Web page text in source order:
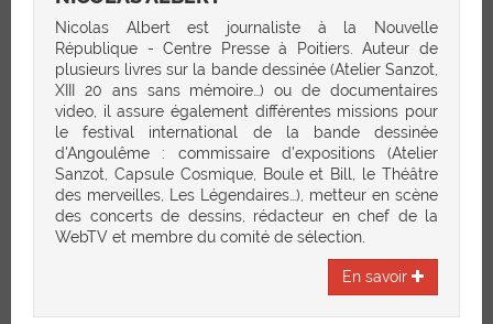
Nicolas Albert est journaliste à la Nouvelle
République - Centre Presse à Poitiers. Auteur de
plusieurs livres sur la bande dessinée (Atelier Sanzot,
XIII 20 ans sans mémoire…) ou de documentaires
video, il assure également différentes missions pour
le festival international de la bande dessinée
d'Angoulême : commissaire d’expositions (Atelier
Sanzot, Capsule Cosmique, Boule et Bill, le Théâtre
des merveilles, Les Légendaires…), metteur en scène
des concerts de dessins, rédacteur en chef de la
WebTV et membre du comité de sélection.
En savoir